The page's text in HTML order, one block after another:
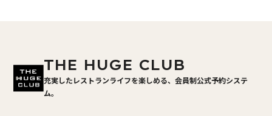
THE HUGE CLUB
充実したレストランライフを楽しめる、会員制公式予約システ
ム。